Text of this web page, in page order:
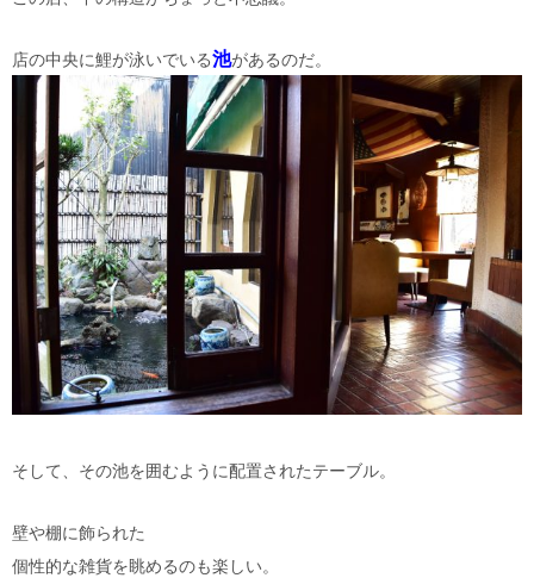
店の中央に鯉が泳いでいる池があるのだ。
そして、その池を囲むように配置されたテーブル。
壁や棚に飾られた
個性的な雑貨を眺めるのも楽しい。